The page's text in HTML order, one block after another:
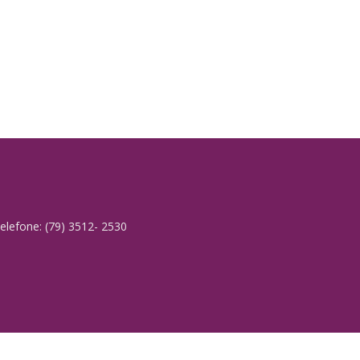
(79) 3512- 2530